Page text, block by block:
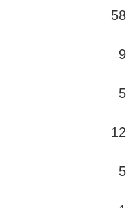
58
9
5
12
5